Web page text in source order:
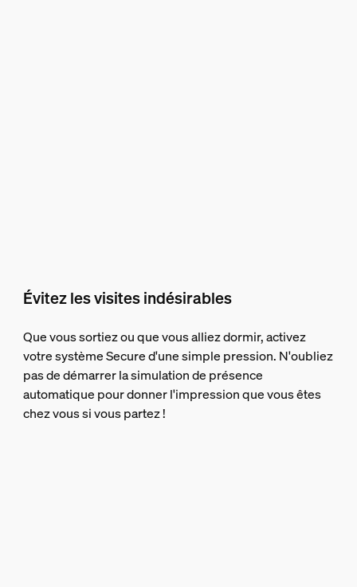
Évitez les visites indésirables
Que vous sortiez ou que vous alliez dormir, activez
votre système Secure d'une simple pression. N'oubliez
pas de démarrer la simulation de présence
automatique pour donner l'impression que vous êtes
chez vous si vous partez !